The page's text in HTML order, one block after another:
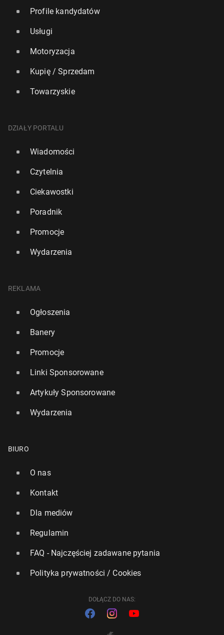
Profile kandydatów
Usługi
Motoryzacja
Kupię / Sprzedam
Towarzyskie
DZIAŁY PORTALU
Wiadomości
Czytelnia
Ciekawostki
Poradnik
Promocje
Wydarzenia
REKLAMA
Ogłoszenia
Banery
Promocje
Linki Sponsorowane
Artykuły Sponsorowane
Wydarzenia
BIURO
O nas
Kontakt
Dla mediów
Regulamin
FAQ - Najczęściej zadawane pytania
Polityka prywatności / Cookies
DOŁĄCZ DO NAS: